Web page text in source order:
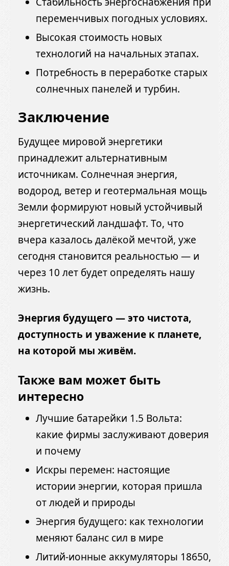
переменчивых погодных условиях.
Высокая стоимость новых
технологий на начальных этапах.
Потребность в переработке старых
солнечных панелей и турбин.
Заключение
Будущее мировой энергетики
принадлежит альтернативным
источникам. Солнечная энергия,
водород, ветер и геотермальная мощь
Земли формируют новый устойчивый
энергетический ландшафт. То, что
вчера казалось далёкой мечтой, уже
сегодня становится реальностью — и
через 10 лет будет определять нашу
жизнь.
Энергия будущего — это чистота,
доступность и уважение к планете,
на которой мы живём.
Также вам может быть
интересно
Лучшие батарейки 1.5 Вольта:
какие фирмы заслуживают доверия
и почему
Искры перемен: настоящие
истории энергии, которая пришла
от людей и природы
Энергия будущего: как технологии
меняют баланс сил в мире
Литий-ионные аккумуляторы 18650,